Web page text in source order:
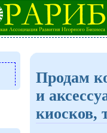
Продам
и
киосков,